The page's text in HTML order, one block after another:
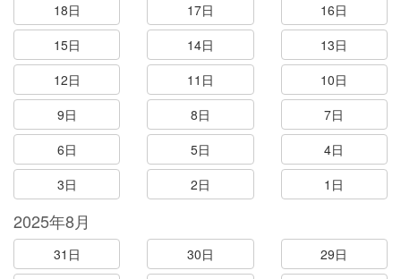
18日
17日
16日
15日
14日
13日
12日
11日
10日
9日
8日
7日
6日
5日
4日
3日
2日 1日
2025年8月
31日 30日
29日